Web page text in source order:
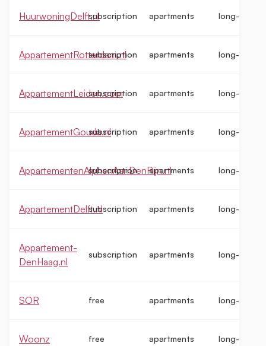
HuurwoningDelft.nlsubscription apartments long-term
AppartementRotterdam.nl
subscription apartments long-term
AppartementLeiden.com
subscription apartments long-term
AppartementGouda.nlsubscription apartments long-term
AppartementenAlphenAanDenRijn.nl
subscription apartments long-term
AppartementDelft.nlsubscription apartments long-term
Appartement-
DenHaag.nl
subscription apartments long-term
SOR free apartments long-term
Woonz free apartments long-term